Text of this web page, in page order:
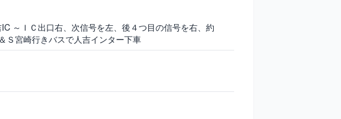
～ＩＣ出口右、次信号を左、後４つ目の信号を右、約
Ｓ宮崎行きバスで人吉インター下車